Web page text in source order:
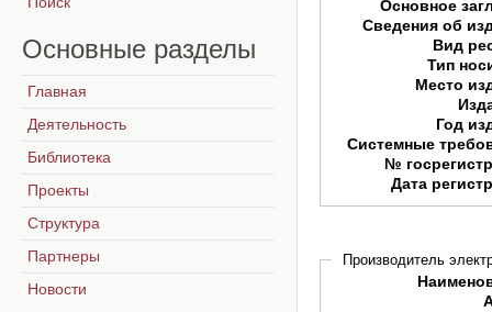
Основное
Сведения об
Вид
Тип
Место
Год
Системные
№
Дата
Производитель
Основные разделы
Главная
Деятельность
Библиотека
Проекты
Структура
Партнеры
Новости